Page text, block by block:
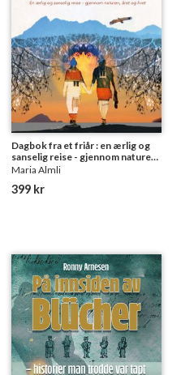
Dagbok fra et friår : en ærlig og
sanselig reise - gjennom naturen,
året og livet
Maria Almli
399 kr